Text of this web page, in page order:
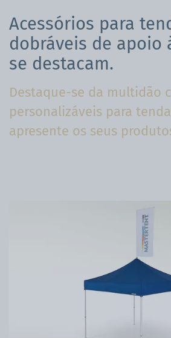
Acessórios para
dobráveis de apoio
se destacam.
Destaque-se da multidão
personalizáveis para
apresente os seus